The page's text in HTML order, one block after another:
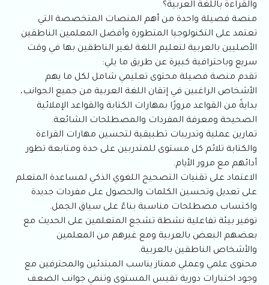
والقراءة باللغة العربية؟
منصة فصيلة واحدة من أهم المنصات المتخصصة التي
تعتمد على التكنولوجيا المتطورة وأفضل المعلمين الناطقين
الأصليين بالعربية لتعليم اللغة لغير الناطقين بها في وقت
سريع وباحترافية كبيرة عن طريق ما يلي:
تقدم منصة فصيلة محتوى تعليمي شامل لكل ما يهم
الأشخاص الراغبين في إتقان اللغة العربية من جميع الجوانب،
بدايةً من القواعد مرورًا بمهارات الكتابة والقواعد الإملائية
الصحيحة ومعرفة المفردات والمصطلحات الشائعة.
تمارين عملية وتدريبات تطبيقية لتحسين مهارات القراءة
والكتابة تلائم كل مستوى للمتدربين على حدة ومتابعة تطور
أدائهم مع مرور الأيام.
الاعتماد على تقنيات التصحيح اللغوي الذكي لمساعدة المتعلم
على تعديل وتحسين الكلمات والحصول على مفردات جديدة
واكتساب مصطلحات مناسبة بناءً على سياق الجمل.
توفير بيئة تفاعلية نشطة تشجع المتعلمين على الحديث مع
بعضهم البعض بالعربية ومع غيرهم من المعلمين
والأشخاص الناطقين بالعربية.
محتوى علمي وعملي ممتاز يناسب المبتدئين والمحترفين مع
وجود اختبارات دورية تقيس المستوى وتنمي جوانب الضعف